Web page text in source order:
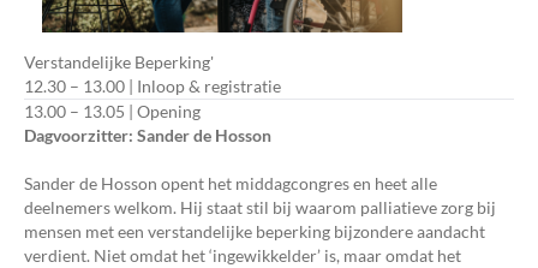
Verstandelijke Beperking'
12.30 – 13.00 | Inloop & registratie
13.00 – 13.05 | Opening
Dagvoorzitter: Sander de Hosson
Sander de Hosson opent het middagcongres en heet alle
deelnemers welkom. Hij staat stil bij waarom palliatieve zorg bij
mensen met een verstandelijke beperking bijzondere aandacht
verdient. Niet omdat het ‘ingewikkelder’ is, maar omdat het